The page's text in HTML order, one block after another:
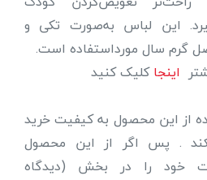
این لباس به‌صورت تکی و
گرم سال مورداستفاده است.
اینجاکلیک کنید
از این محصول به کیفیت خرید
. پس اگر از این محصول
خود را در بخش (دیدگاه